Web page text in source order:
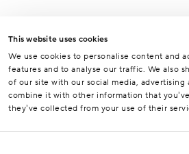
This website uses cookies
We use cookies to personalise content and
features and to analyse our traffic. We also
of our site with our social media, advertising
combine it with other information that
they’ve collected from your use of their